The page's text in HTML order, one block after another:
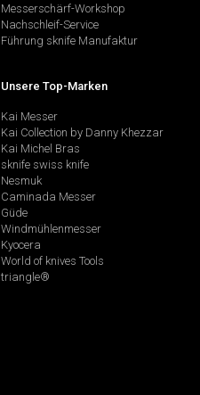
Messerschärf-Workshop
Nachschleif-Service
Führung sknife Manufaktur
Unsere Top-Marken
Kai Messer
Kai Collection by Danny Khezzar
Kai Michel Bras
sknife swiss knife
Nesmuk
Caminada Messer
Güde
Windmühlenmesser
Kyocera
World of knives Tools
triangle®